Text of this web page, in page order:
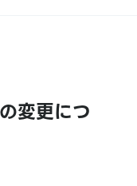
変更につ